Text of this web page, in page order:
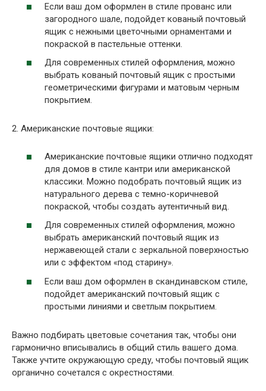
Если ваш дом оформлен в стиле прованс или
загородного шале, подойдет кованый почтовый
ящик с нежными цветочными орнаментами и
покраской в пастельные оттенки.
Для современных стилей оформления, можно
выбрать кованый почтовый ящик с простыми
геометрическими фигурами и матовым черным
покрытием.
2. Американские почтовые ящики:
Американские почтовые ящики отлично подходят
для домов в стиле кантри или американской
классики. Можно подобрать почтовый ящик из
натурального дерева с темно-коричневой
покраской, чтобы создать аутентичный вид.
Для современных стилей оформления, можно
выбрать американский почтовый ящик из
нержавеющей стали с зеркальной поверхностью
или с эффектом «под старину».
Если ваш дом оформлен в скандинавском стиле,
подойдет американский почтовый ящик с
простыми линиями и светлым покрытием.
Важно подбирать цветовые сочетания так, чтобы они
гармонично вписывались в общий стиль вашего дома.
Также учтите окружающую среду, чтобы почтовый ящик
органично сочетался с окрестностями.